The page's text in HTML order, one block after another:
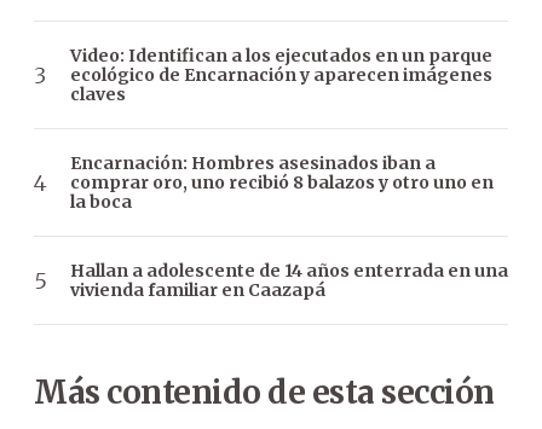
Video: Identifican a los ejecutados en un parque
ecológico de Encarnación y aparecen imágenes
claves
Encarnación: Hombres asesinados iban a
comprar oro, uno recibió 8 balazos y otro uno en
la boca
Hallan a adolescente de 14 años enterrada en una
vivienda familiar en Caazapá
Más contenido de esta sección